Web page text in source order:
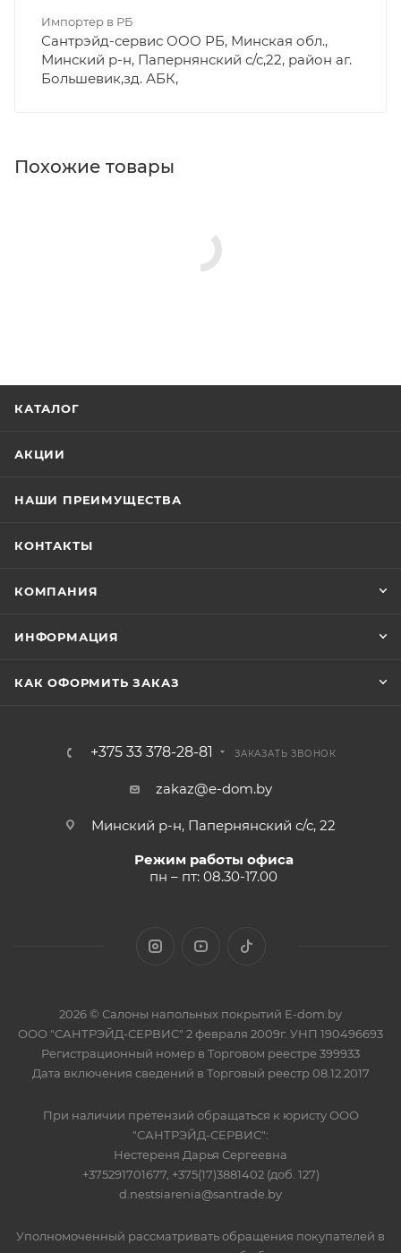
Импортер в РБ
Сантрэйд-сервис ООО РБ, Минская обл.,
Минский р-н, Папернянский с/с,22, район аг.
Большевик,зд. АБК,
Похожие товары
КАТАЛОГ
АКЦИИ
НАШИ ПРЕИМУЩЕСТВА
КОНТАКТЫ
КОМПАНИЯ
ИНФОРМАЦИЯ
КАК ОФОРМИТЬ ЗАКАЗ
+375 33 378-28-81 ЗАКАЗАТЬ ЗВОНОК
zakaz@e-dom.by
Минский р-н, Папернянский с/с, 22
Режим работы офиса
пн – пт: 08.30-17.00
2026 © Салоны напольных покрытий E-dom.by
ООО "САНТРЭЙД-СЕРВИС" 2 февраля 2009г. УНП 190496693
Регистрационный номер в Торговом реестре 399933
Дата включения сведений в Торговый реестр 08.12.2017
При наличии претензий обращаться к юристу ООО
"САНТРЭЙД-СЕРВИС":
Нестереня Дарья Сергеевна
+375291701677, +375(17)3881402 (доб. 127)
d.nestsiarenia@santrade.by
Уполномоченный рассматривать обращения покупателей в